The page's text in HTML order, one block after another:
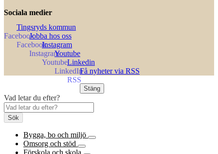
Sociala medier
Tingsryds kommun
Jobba hos oss
Instagram
Youtube
Linkedin
Få nyheter via RSS
Stäng
Vad letar du efter?
Sök
Bygga, bo och miljö
Omsorg och stöd
Förskola och skola